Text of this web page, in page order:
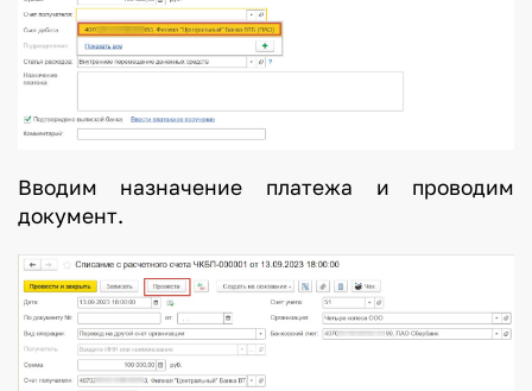
Вводим назначение платежа и проводим
документ.